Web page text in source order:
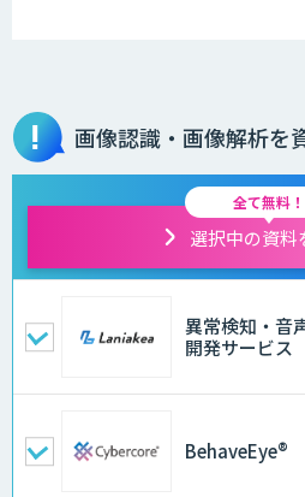
画像認識・画像解析を
全て無料！
選択中の資料
異常検知・音
開発サービス
BehaveEye®